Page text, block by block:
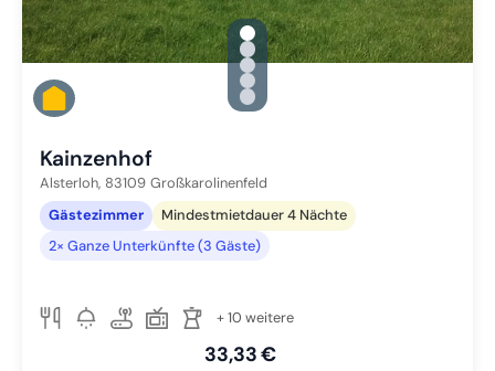
gallery.slide_selector
Zu Slide 1 wechseln
Zu Slide 2 wechseln
Zu Slide 3 wechseln
Zu Slide 4 wechseln
Zu Slide 5 wechseln
Kainzenhof
Alsterloh, 83109 Großkarolinenfeld
Gästezimmer
Mindestmietdauer 4 Nächte
2× Ganze Unterkünfte (3 Gäste)
+ 10 weitere
33,33 €